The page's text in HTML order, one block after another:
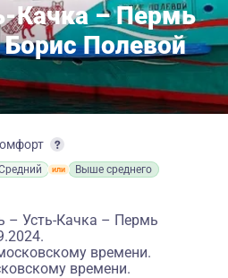
Качка – Пермь
Борис Полевой
Выше среднего
– Усть-Качка – Пермь
времени.
времени.